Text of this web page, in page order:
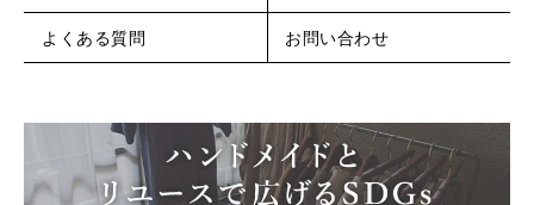
よくある質問 お問い合わせ